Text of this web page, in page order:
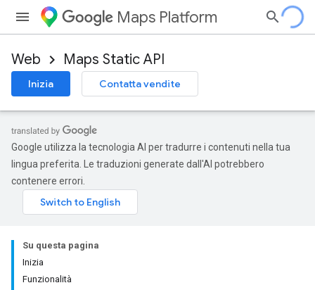
Maps Platform
Web Maps Static API
Inizia Contatta vendite
Google utilizza la tecnologia AI per tradurre i contenuti nella tua
lingua preferita. Le traduzioni generate dall'AI potrebbero
contenere errori.
Su questa pagina
Inizia
Funzionalità